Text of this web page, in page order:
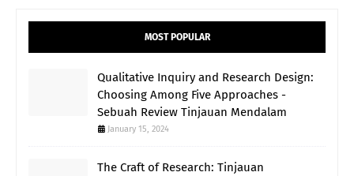
MOST POPULAR
Qualitative Inquiry and Research Design:
Choosing Among Five Approaches -
Sebuah Review Tinjauan Mendalam
January 15, 2024
The Craft of Research: Tinjauan